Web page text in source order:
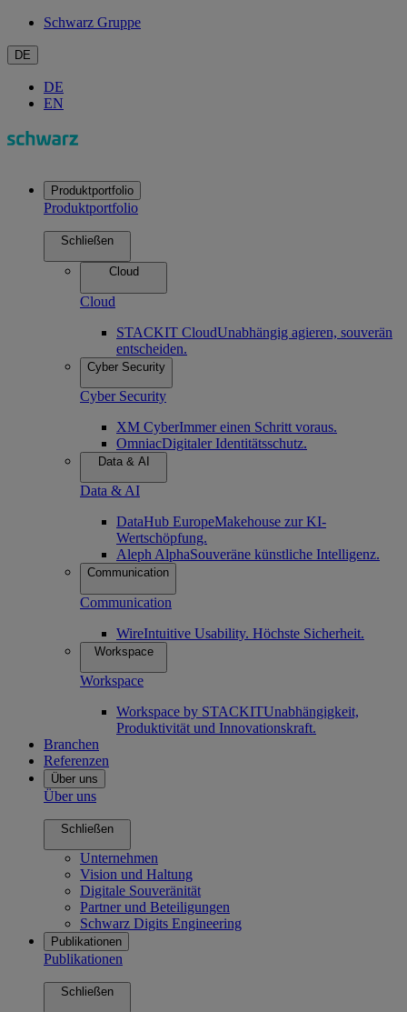
Schwarz Gruppe
DE
DE
EN
Produktportfolio
Produktportfolio
Schließen
Cloud
Cloud
STACKIT CloudUnabhängig agieren, souverän
entscheiden.
Cyber Security
Cyber Security
XM CyberImmer einen Schritt voraus.
OmniacDigitaler Identitätsschutz.
Data & AI
Data & AI
DataHub EuropeMakehouse zur KI-
Wertschöpfung.
Aleph AlphaSouveräne künstliche Intelligenz.
Communication
Communication
WireIntuitive Usability. Höchste Sicherheit.
Workspace
Workspace
Workspace by STACKITUnabhängigkeit,
Produktivität und Innovationskraft.
Branchen
Referenzen
Über uns
Über uns
Schließen
Unternehmen
Vision und Haltung
Digitale Souveränität
Partner und Beteiligungen
Schwarz Digits Engineering
Publikationen
Publikationen
Schließen